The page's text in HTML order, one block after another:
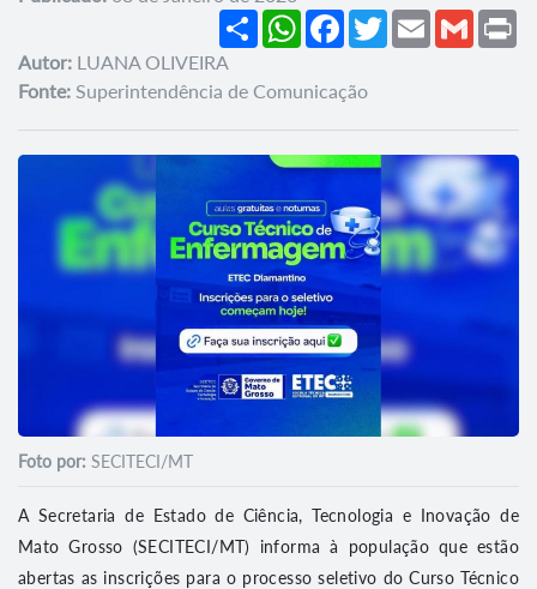
Share WhatsAppFacebook
TwitterEmail Gmail
Autor: LUANA OLIVEIRA
Fonte: Superintendência de Comunicação
Foto por: SECITECI/MT
A Secretaria de Estado de Ciência, Tecnologia e Inovação de
Mato Grosso (SECITECI/MT) informa à população que estão
abertas as inscrições para o processo seletivo do Curso Técnico